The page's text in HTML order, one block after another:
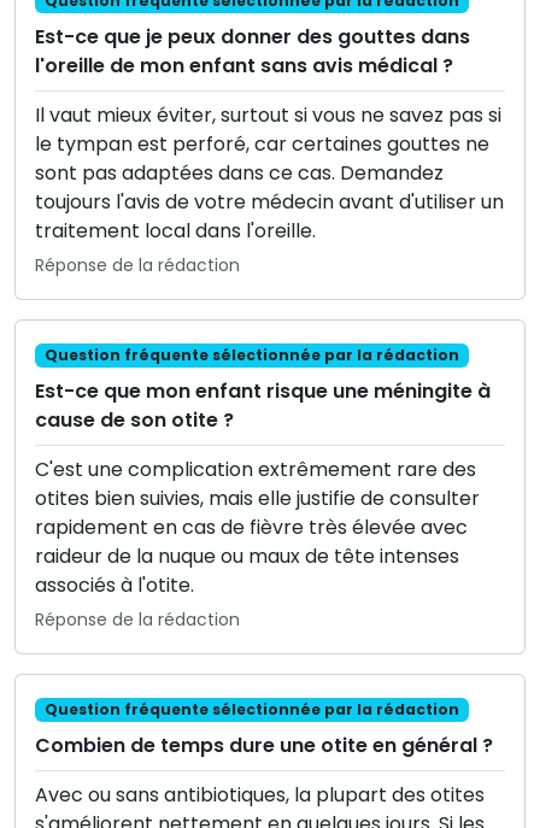
Est-ce que je peux donner des gouttes dans
l'oreille de mon enfant sans avis médical ?
Il vaut mieux éviter, surtout si vous ne savez pas si
le tympan est perforé, car certaines gouttes ne
sont pas adaptées dans ce cas. Demandez
toujours l'avis de votre médecin avant d'utiliser un
traitement local dans l'oreille.
Réponse de la rédaction
Question fréquente sélectionnée par la rédaction
Est-ce que mon enfant risque une méningite à
cause de son otite ?
C'est une complication extrêmement rare des
otites bien suivies, mais elle justifie de consulter
rapidement en cas de fièvre très élevée avec
raideur de la nuque ou maux de tête intenses
associés à l'otite.
Réponse de la rédaction
Question fréquente sélectionnée par la rédaction
Combien de temps dure une otite en général ?
Avec ou sans antibiotiques, la plupart des otites